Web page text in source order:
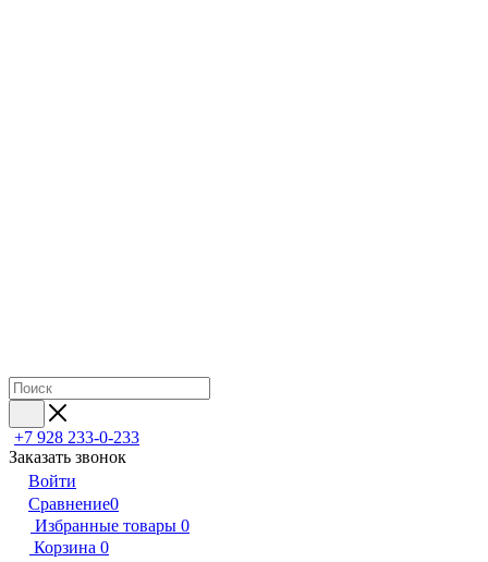
+7 928 233-0-233
Заказать звонок
Войти
Сравнение0
Избранные товары 0
Корзина 0